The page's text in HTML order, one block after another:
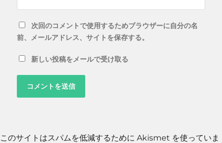
次回のコメントで使用するためブラウザーに自分の名
前、メールアドレス、サイトを保存する。
新しい投稿をメールで受け取る
このサイトはスパムを低減するために Akismet を使っていま